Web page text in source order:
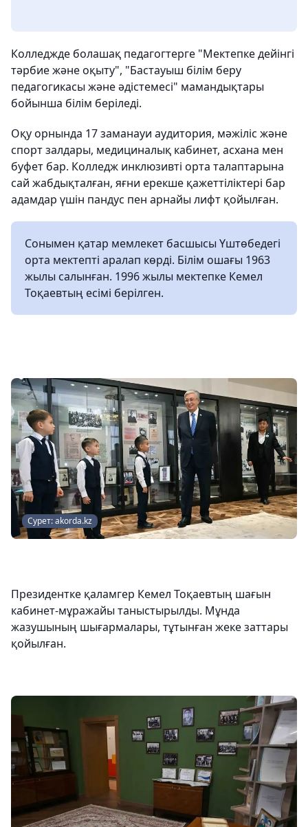
Колледжде болашақ педагогтерге "Мектепке дейінгі
тәрбие және оқыту", "Бастауыш білім беру
педагогикасы және әдістемесі" мамандықтары
бойынша білім беріледі.
Оқу орнында 17 заманауи аудитория, мәжіліс және
спорт залдары, медициналық кабинет, асхана мен
буфет бар. Колледж инклюзивті орта талаптарына
сай жабдықталған, яғни ерекше қажеттіліктері бар
адамдар үшін пандус пен арнайы лифт қойылған.
Сонымен қатар мемлекет басшысы Үштөбедегі
орта мектепті аралап көрді. Білім ошағы 1963
жылы салынған. 1996 жылы мектепке Кемел
Тоқаевтың есімі берілген.
Сурет: akorda.kz
Президентке қаламгер Кемел Тоқаевтың шағын
кабинет-мұражайы таныстырылды. Мұнда
жазушының шығармалары, тұтынған жеке заттары
қойылған.